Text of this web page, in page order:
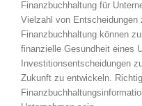
Finanzbuchhaltung für
Vielzahl von
Finanzbuchhaltung können
finanzielle Gesundheit eines
Investitionsentscheidungen
Zukunft zu entwickeln.